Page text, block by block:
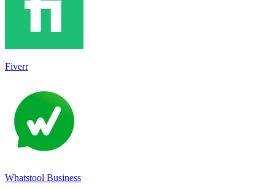
Fiverr
Whatstool Business